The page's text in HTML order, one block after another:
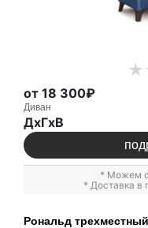
от 18 300₽
Диван
ДxГxВ
* Можем
* Доставка в
Рональд трехместный